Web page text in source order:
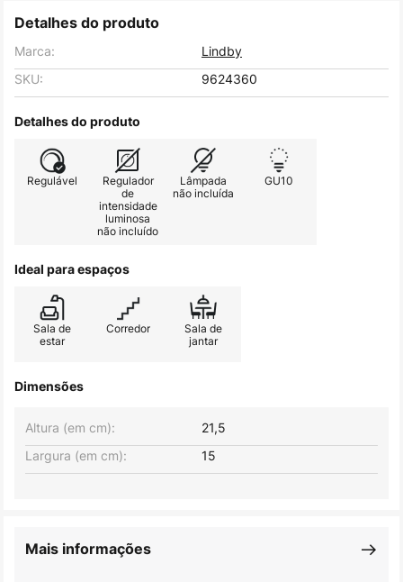
Detalhes do produto
Marca:
Lindby
SKU:
9624360
Detalhes do produto
Regulável
Regulador
de
intensidade
luminosa
não incluído
Lâmpada
não incluída
GU10
Ideal para espaços
Sala de
estar
Corredor
Sala de
jantar
Dimensões
Largura (em cm): 15
Altura (em cm): 21,5
Mais informações